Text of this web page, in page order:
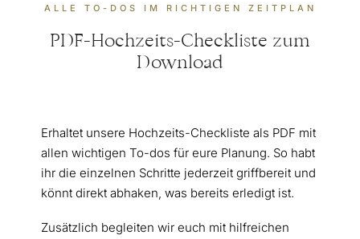
ALLE TO-DOS IM RICHTIGEN ZEITPLAN
PDF-Hochzeits-Checkliste zum
Download
Erhaltet unsere Hochzeits-Checkliste als PDF mit
allen wichtigen To-dos für eure Planung. So habt
ihr die einzelnen Schritte jederzeit griffbereit und
könnt direkt abhaken, was bereits erledigt ist.
Zusätzlich begleiten wir euch mit hilfreichen